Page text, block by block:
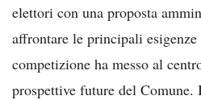
elettori con una proposta
affrontare le principali
competizione ha messo al
prospettive future del